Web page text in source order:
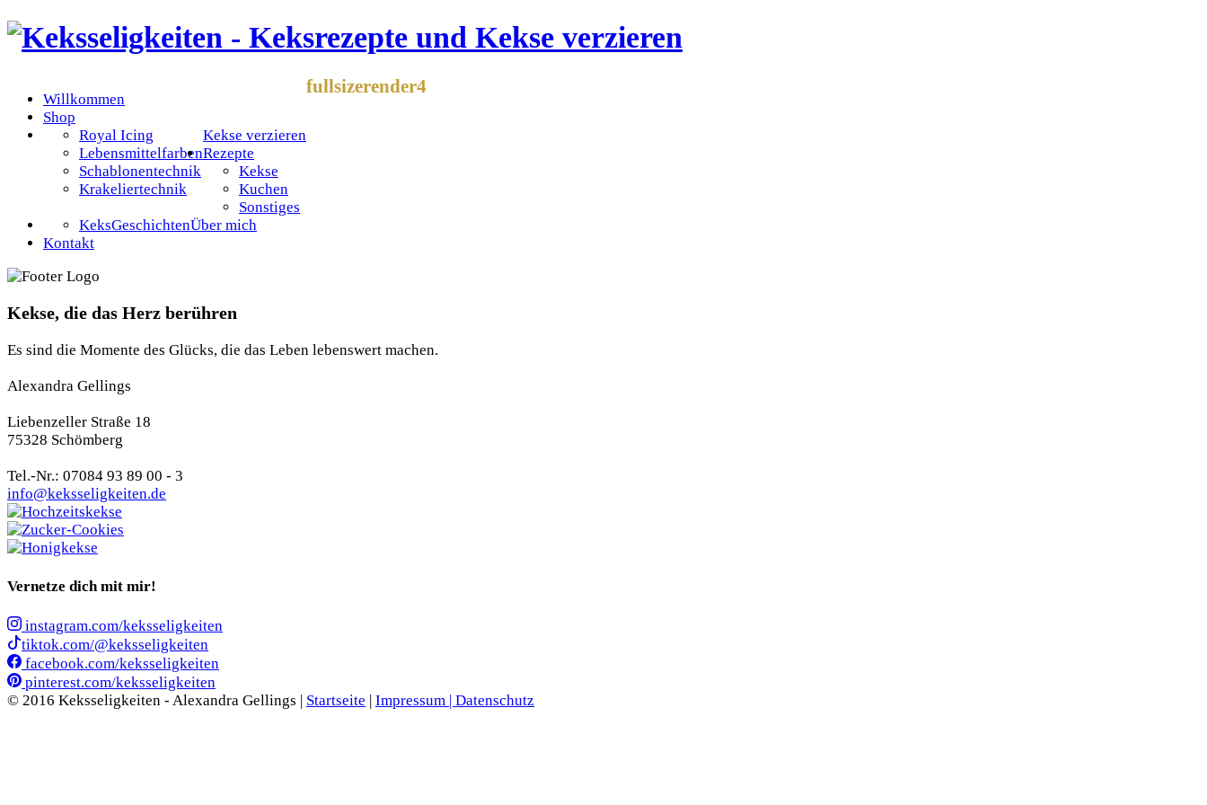
Willkommen
Shop
Kekse verzieren
Royal Icing
Lebensmittelfarben
Schablonentechnik
Krakeliertechnik
Rezepte
Kekse
Kuchen
Sonstiges
Über mich
KeksGeschichten
Kontakt
fullsizerender4
Kekse, die das Herz berühren
Es sind die Momente des Glücks, die das Leben lebenswert machen.
Alexandra Gellings
Liebenzeller Straße 18
75328 Schömberg
Tel.-Nr.: 07084 93 89 00 - 3
info@keksseligkeiten.de
Vernetze dich mit mir!
instagram.com/keksseligkeiten
tiktok.com/@keksseligkeiten
facebook.com/keksseligkeiten
pinterest.com/keksseligkeiten
© 2016 Keksseligkeiten - Alexandra Gellings | Startseite | Impressum | Datenschutz